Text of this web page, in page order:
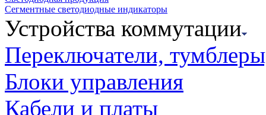
Сегментные светодиодные индикаторы
Устройства коммутации
Переключатели,
Блоки управления
Кабели и платы